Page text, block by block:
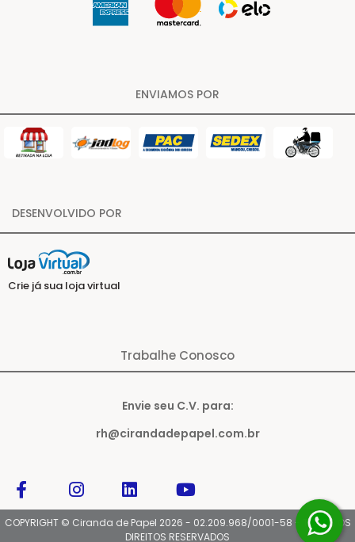
ENVIAMOS POR
DESENVOLVIDO POR
Crie já sua loja virtual
Trabalhe Conosco
Envie seu C.V. para:
rh@cirandadepapel.com.br
COPYRIGHT © Ciranda de Papel 2026 - 02.209.968/0001-58 - TODOS OS
DIREITOS RESERVADOS